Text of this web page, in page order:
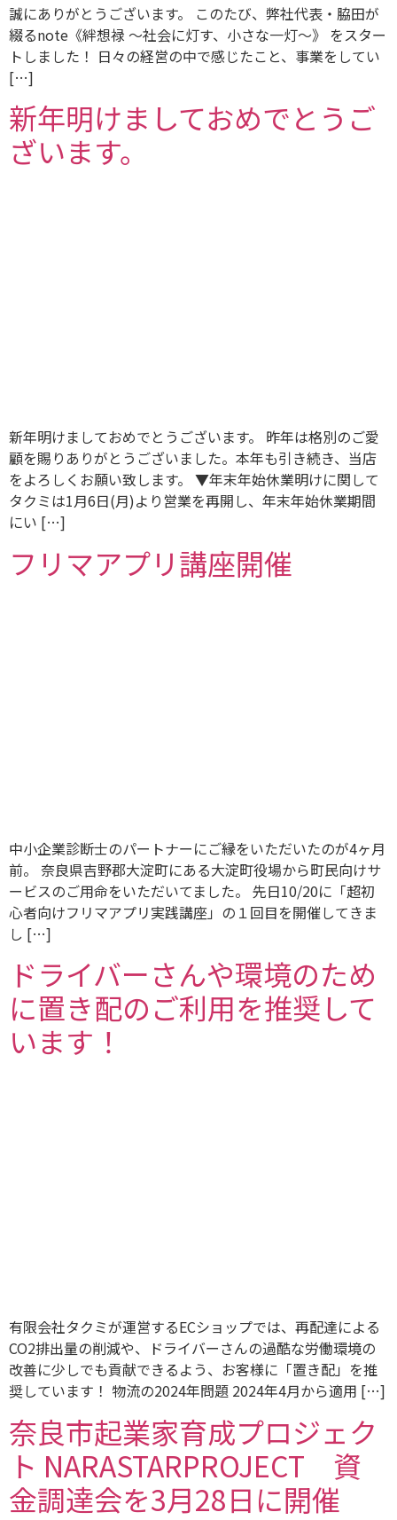
誠にありがとうございます。 このたび、弊社代表・脇田が
綴るnote《絆想禄 〜社会に灯す、小さな一灯〜》 をスター
トしました！ 日々の経営の中で感じたこと、事業をしてい
[…]
新年明けましておめでとうご
ざいます。
新年明けましておめでとうございます。 昨年は格別のご愛
顧を賜りありがとうございました。本年も引き続き、当店
をよろしくお願い致します。 ▼年末年始休業明けに関して
タクミは1月6日(月)より営業を再開し、年末年始休業期間
にい […]
フリマアプリ講座開催
中小企業診断士のパートナーにご縁をいただいたのが4ヶ月
前。 奈良県吉野郡大淀町にある大淀町役場から町民向けサ
ービスのご用命をいただいてました。 先日10/20に「超初
心者向けフリマアプリ実践講座」の１回目を開催してきま
し […]
ドライバーさんや環境のため
に置き配のご利用を推奨して
います！
有限会社タクミが運営するECショップでは、再配達による
CO2排出量の削減や、ドライバーさんの過酷な労働環境の
改善に少しでも貢献できるよう、お客様に「置き配」を推
奨しています！ 物流の2024年問題 2024年4月から適用 […]
奈良市起業家育成プロジェク
ト NARASTARPROJECT 資
金調達会を3月28日に開催